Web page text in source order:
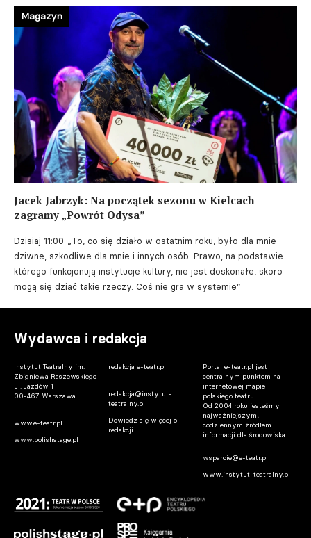
Jacek Jabrzyk: Na początek sezonu w Kielcach
zagramy „Powrót Odysa”
Dzisiaj 11:00
„To, co się działo w ostatnim roku, było dla mnie
dziwne, szkodliwe dla mnie i innych osób. Prawo, na podstawie
którego funkcjonują instytucje kultury, nie jest doskonałe, skoro
mogą się dziać takie rzeczy. Coś nie gra w systemie”
Magazyn
Wydawca i redakcja
Instytut Teatralny im.
Zbigniewa Raszewskiego
ul. Jazdów 1
00-467 Warszawa
www.e-teatr.pl
www.polishstage.pl
redakcja e-teatr.pl
redakcja@instytut-
teatralny.pl
Dowiedz się więcej o
redakcji
Portal e-teatr.pl jest
centralnym punktem na
internetowej mapie
polskiego teatru.
Od 2004 roku jesteśmy
najważniejszym,
codziennym źródłem
informacji dla środowiska.
wsparcie@e-teatr.pl
www.instytut-teatralny.pl